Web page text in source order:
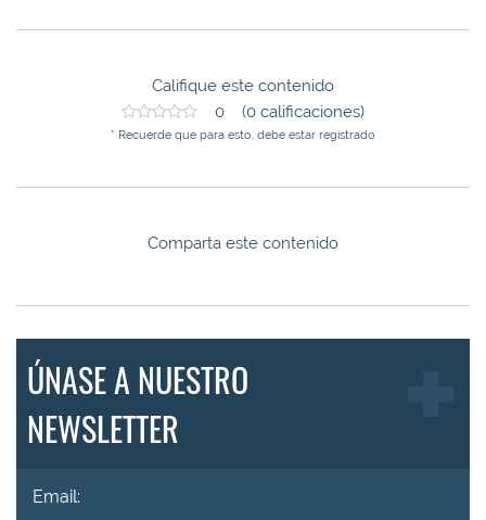
Califique este contenido
0 (0 calificaciones)
* Recuerde que para esto, debe estar registrado
Comparta este contenido
ÚNASE A NUESTRO
NEWSLETTER
Email: